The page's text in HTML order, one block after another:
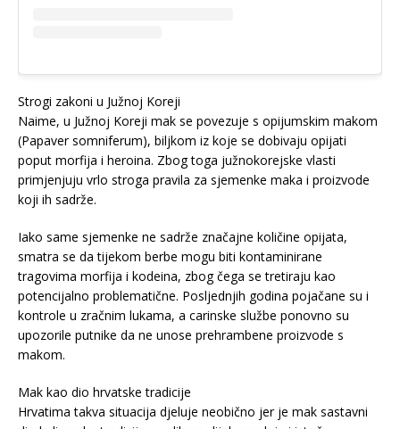
Strogi zakoni u Južnoj Koreji
Naime, u Južnoj Koreji mak se povezuje s opijumskim makom
(Papaver somniferum), biljkom iz koje se dobivaju opijati
poput morfija i heroina. Zbog toga južnokorejske vlasti
primjenjuju vrlo stroga pravila za sjemenke maka i proizvode
koji ih sadrže.
Iako same sjemenke ne sadrže značajne količine opijata,
smatra se da tijekom berbe mogu biti kontaminirane
tragovima morfija i kodeina, zbog čega se tretiraju kao
potencijalno problematične. Posljednjih godina pojačane su i
kontrole u zračnim lukama, a carinske službe ponovno su
upozorile putnike da ne unose prehrambene proizvode s
makom.
Mak kao dio hrvatske tradicije
Hrvatima takva situacija djeluje neobično jer je mak sastavni